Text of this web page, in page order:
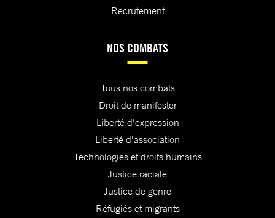
Recrutement
NOS COMBATS
Tous nos combats
Droit de manifester
Liberté d'expression
Liberté d'association
Technologies et droits humains
Justice raciale
Justice de genre
Réfugiés et migrants